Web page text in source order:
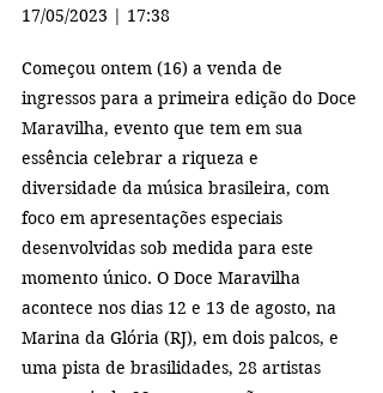
17/05/2023 | 17:38
Começou ontem (16) a venda de
ingressos para a primeira edição do Doce
Maravilha, evento que tem em sua
essência celebrar a riqueza e
diversidade da música brasileira, com
foco em apresentações especiais
desenvolvidas sob medida para este
momento único. O Doce Maravilha
acontece nos dias 12 e 13 de agosto, na
Marina da Glória (RJ), em dois palcos, e
uma pista de brasilidades, 28 artistas